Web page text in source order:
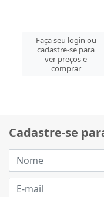
Faça seu login ou
cadastre-se para
ver preços e
comprar
Cadastre-se